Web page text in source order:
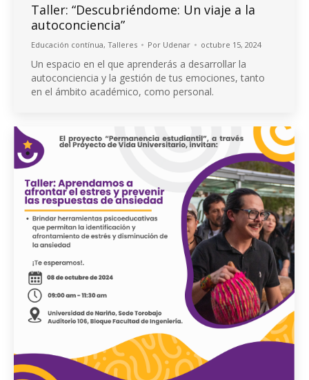
Taller: “Descubriéndome: Un viaje a la
autoconciencia”
Educación contínua, Talleres Por Udenar octubre 15, 2024
Un espacio en el que aprenderás a desarrollar la
autoconciencia y la gestión de tus emociones, tanto
en el ámbito académico, como personal.